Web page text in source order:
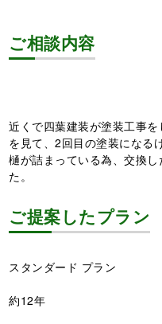
ご相談内容
近くで四葉建装が塗装工事
を見て、2回目の塗装になる
樋が詰まっている為、交換
た。
ご提案したプラン
スタンダード プラン
約12年